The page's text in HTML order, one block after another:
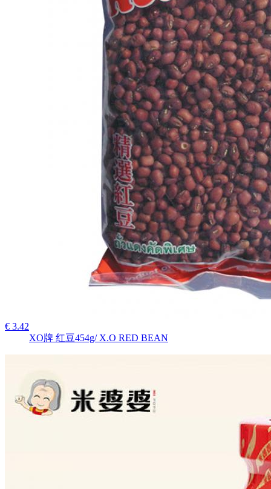
€ 3.42
XO牌 红豆454g/ X.O RED BEAN